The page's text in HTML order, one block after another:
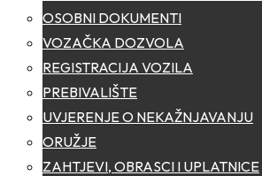
OSOBNI DOKUMENTI
VOZAČKA DOZVOLA
REGISTRACIJA VOZILA
PREBIVALIŠTE
UVJERENJE O NEKAŽNJAVANJU
ORUŽJE
ZAHTJEVI, OBRASCI I UPLATNICE